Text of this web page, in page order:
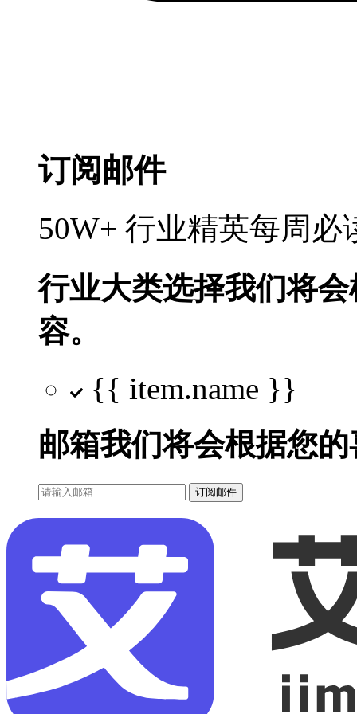
订阅邮件
50W+ 行业精英每周
行业大类选择我们将
容。
{{ item.name }}
邮箱我们将会根据您
订阅邮件